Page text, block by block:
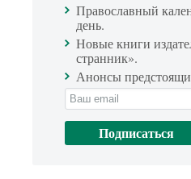
Православный
день.
Новые книги
странник».
Анонсы